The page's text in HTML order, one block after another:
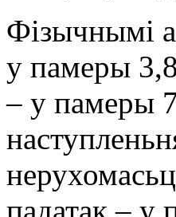
Фізычнымі
у памеры 3,8
– у памеры
падатак – у